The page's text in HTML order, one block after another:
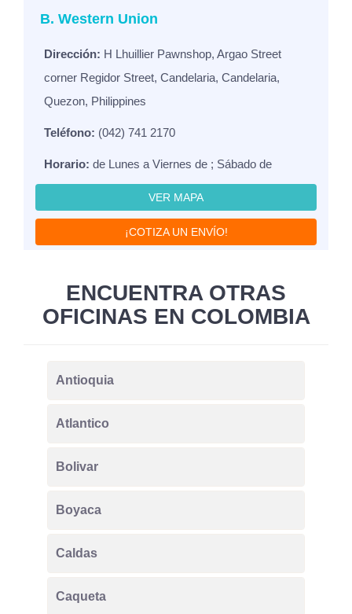
B. Western Union
Dirección: H Lhuillier Pawnshop, Argao Street
corner Regidor Street, Candelaria, Candelaria,
Quezon, Philippines
Teléfono: (042) 741 2170
Horario: de Lunes a Viernes de ; Sábado de
VER MAPA
¡COTIZA UN ENVÍO!
ENCUENTRA OTRAS
OFICINAS EN COLOMBIA
Antioquia
Atlantico
Bolivar
Boyaca
Caldas
Caqueta